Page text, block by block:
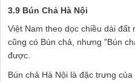
3.9 Bún Chả Hà Nội
Việt Nam theo dọc chiều dài
cũng có Bún chả, nhưng "Bún
được.
Bún chả Hà Nội là đặc trưng